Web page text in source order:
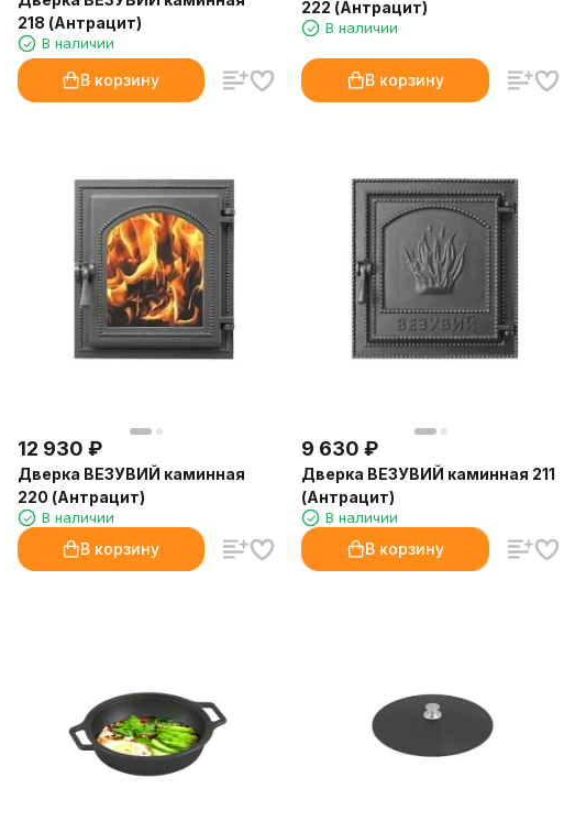
218 (Антрацит)
В наличии
В корзину
222 (Антрацит)
В наличии
В корзину
12 930 ₽
Дверка ВЕЗУВИЙ каминная
220 (Антрацит)
В наличии
В корзину
9 630 ₽
Дверка ВЕЗУВИЙ каминная 211
(Антрацит)
В наличии
В корзину